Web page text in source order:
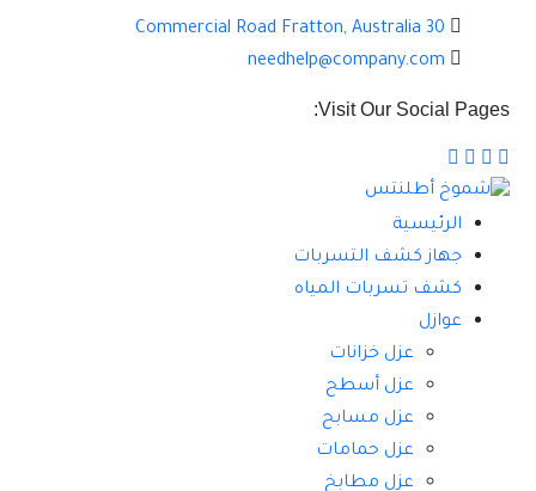
30 Commercial Road Fratton, Australia
needhelp@company.com
Visit Our Social Pages:
الرئيسية
جهاز كشف التسربات
كشف تسربات المياه
عوازل
عزل خزانات
عزل أسطح
عزل مسابح
عزل حمامات
عزل مطابخ